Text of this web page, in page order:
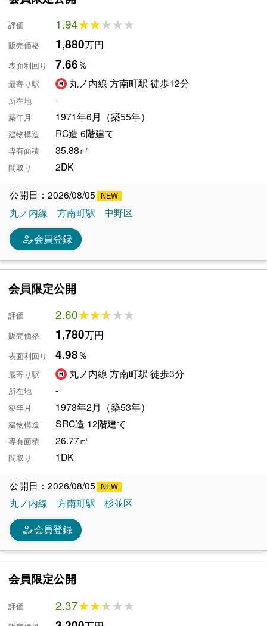
評価 1.94★★★★★
★★★★★
販売価格 1,880万円
表面利回り 7.66％
最寄り駅 丸ノ内線 方南町駅 徒歩12分
所在地 -
築年月 1971年6月（築55年）
建物構造 RC造 6階建て
専有面積 35.88㎡
間取り 2DK
公開日：2026/08/05
丸ノ内線
方南町駅 中野区
person_edit会員登録
会員限定公開
評価 2.60★★★★★
★★★★★
販売価格 1,780万円
表面利回り 4.98％
最寄り駅 丸ノ内線 方南町駅 徒歩3分
所在地 -
築年月 1973年2月（築53年）
建物構造 SRC造 12階建て
専有面積 26.77㎡
間取り 1DK
公開日：2026/08/05
丸ノ内線
方南町駅 杉並区
person_edit会員登録
会員限定公開
評価 2.37★★★★★
★★★★★